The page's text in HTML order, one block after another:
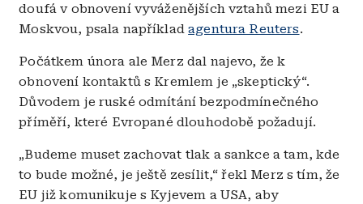
doufá v obnovení vyváženějších vztahů mezi EU a
Moskvou, psala napříkladagentura Reuters.
Počátkem února ale Merz dal najevo, že k
obnovení kontaktů s Kremlem je „skeptický“.
Důvodem je ruské odmítání bezpodmínečného
příměří, které Evropané dlouhodobě požadují.
„Budeme muset zachovat tlak a sankce a tam, kde
to bude možné, je ještě zesílit,“ řekl Merz s tím, že
EU již komunikuje s Kyjevem a USA, aby